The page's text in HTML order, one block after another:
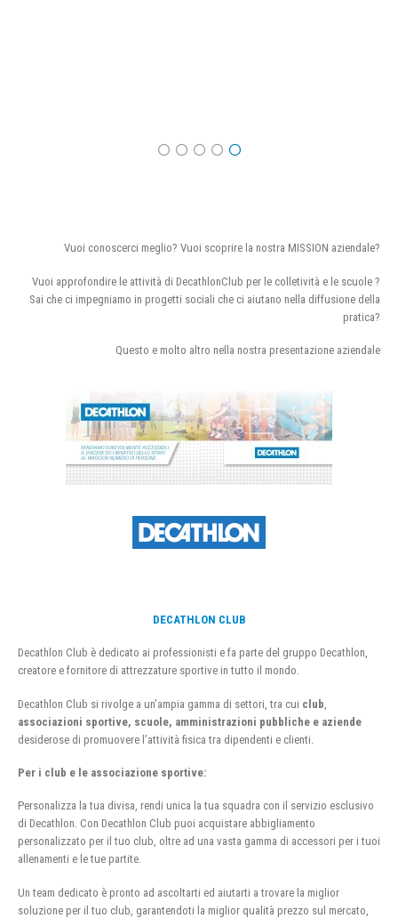
Vuoi conoscerci meglio? Vuoi scoprire la nostra MISSION aziendale?
Vuoi approfondire le attività di DecathlonClub per le colletività e le scuole ?
Sai che ci impegniamo in progetti sociali che ci aiutano nella diffusione della
pratica?
Questo e molto altro nella nostra presentazione aziendale
DECATHLON CLUB
Decathlon Club è dedicato ai professionisti e fa parte del gruppo Decathlon,
creatore e fornitore di attrezzature sportive in tutto il mondo.
Decathlon Club si rivolge a un’ampia gamma di settori, tra cui club
associazioni sportive, scuole, amministrazioni pubbliche e aziende
desiderose di promuovere l’attività fisica tra dipendenti e clienti.
Per i club e le associazione sportive:
Personalizza la tua divisa, rendi unica la tua squadra con il servizio esclusivo
di Decathlon. Con Decathlon Club puoi acquistare abbigliamento
personalizzato per il tuo club, oltre ad una vasta gamma di accessori per i tuoi
allenamenti e le tue partite.
Un team dedicato è pronto ad ascoltarti ed aiutarti a trovare la miglior
soluzione per il tuo club, garantendoti la miglior qualità prezzo sul mercato,